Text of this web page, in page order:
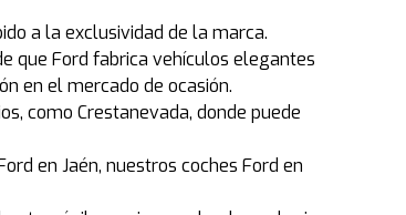
a la exclusividad de la marca.
que Ford fabrica vehículos elegantes
en el mercado de ocasión.
como Crestanevada, donde puede
en Jaén, nuestros coches Ford en